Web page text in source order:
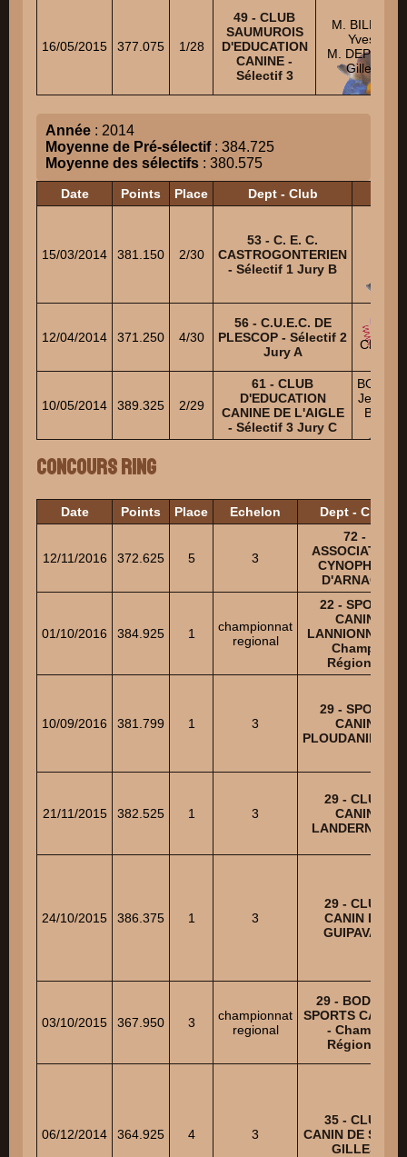
16/05/2015 377.075 1/28
49 - CLUB
SAUMUROIS
D'EDUCATION
CANINE -
Sélectif 3
M. BILLAT
Yves
M. DEPREZ
Gilles
Année : 2014
Moyenne de Pré-sélectif: 384.725
Moyenne des sélectifs : 380.575
Date Points Place Dept - Club
15/03/2014 381.150 2/30
53 - C. E. C.
CASTROGONTERIEN
- Sélectif 1 Jury B
12/04/2014 371.250 4/30
56 - C.U.E.C. DE
PLESCOP - Sélectif 2
Jury A
10/05/2014 389.325 2/29
61 - CLUB
D'EDUCATION
CANINE DE L'AIGLE
- Sélectif 3 Jury C
Jean-
Concours Ring
Date Points Place Echelon Dept - Club
12/11/2016 372.625 5 3
72 -
ASSOCIATION
CYNOPHILE
D'ARNAGE
01/10/2016 384.925 1
championnat
regional
22 - SPORT
CANIN
LANNIONNAIS -
Champ.
Régional
10/09/2016 381.799 1 3
29 - SPORT
CANIN
PLOUDANIELOIS
21/11/2015 382.525 1 3
29 - CLUB
CANIN
LANDERNEEN
24/10/2015 386.375 1 3
29 - CLUB
CANIN DE
GUIPAVAS
03/10/2015 367.950 3
championnat
regional
29 - BODILIS
SPORTS CANINS
- Champ.
Régional
06/12/2014 364.925 4 3
35 - CLUB
CANIN DE SAINT
GILLES